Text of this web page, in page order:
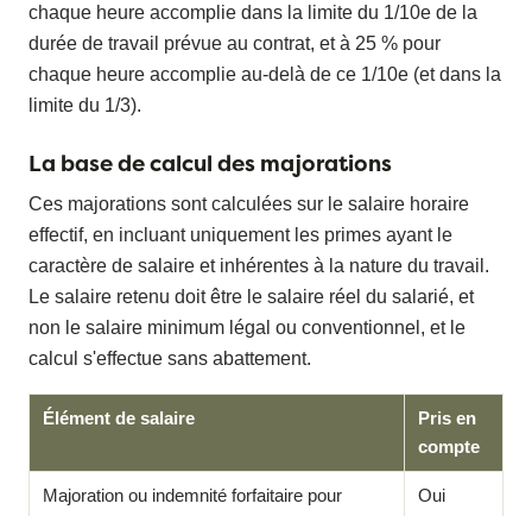
chaque heure accomplie dans la limite du 1/10e de la
durée de travail prévue au contrat, et à 25 % pour
chaque heure accomplie au-delà de ce 1/10e (et dans la
limite du 1/3).
La base de calcul des majorations
Ces majorations sont calculées sur le salaire horaire
effectif, en incluant uniquement les primes ayant le
caractère de salaire et inhérentes à la nature du travail.
Le salaire retenu doit être le salaire réel du salarié, et
non le salaire minimum légal ou conventionnel, et le
calcul s'effectue sans abattement.
Élément de salaire
Pris en
compte
Majoration ou indemnité forfaitaire pour
Oui